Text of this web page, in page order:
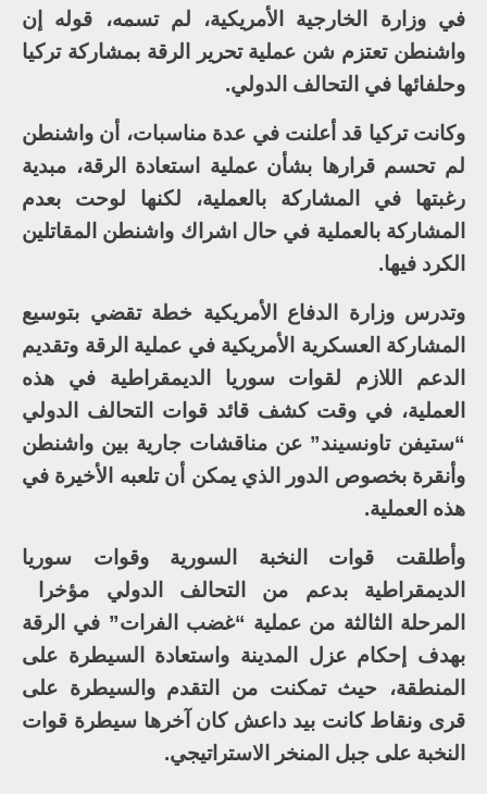
في وزارة الخارجية الأمريكية، لم تسمه، قوله إن
واشنطن تعتزم شن عملية تحرير الرقة بمشاركة تركيا
وحلفائها في التحالف الدولي.
وكانت تركيا قد أعلنت في عدة مناسبات، أن واشنطن
لم تحسم قرارها بشأن عملية استعادة الرقة، مبدية
رغبتها في المشاركة بالعملية، لكنها لوحت بعدم
المشاركة بالعملية في حال اشراك واشنطن المقاتلين
الكرد فيها.
وتدرس وزارة الدفاع الأمريكية خطة تقضي بتوسيع
المشاركة العسكرية الأمريكية في عملية الرقة وتقديم
الدعم اللازم لقوات سوريا الديمقراطية في هذه
العملية، في وقت كشف قائد قوات التحالف الدولي
“ستيفن تاونسيند” عن مناقشات جارية بين واشنطن
وأنقرة بخصوص الدور الذي يمكن أن تلعبه الأخيرة في
هذه العملية.
وأطلقت قوات النخبة السورية وقوات سوريا
الديمقراطية بدعم من التحالف الدولي مؤخرا
المرحلة الثالثة من عملية “غضب الفرات” في الرقة
بهدف إحكام عزل المدينة واستعادة السيطرة على
المنطقة، حيث تمكنت من التقدم والسيطرة على
قرى ونقاط كانت بيد داعش كان آخرها سيطرة قوات
النخبة على جبل المنخر الاستراتيجي.